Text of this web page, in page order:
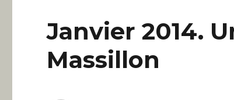
Janvier 2014.
Massillon